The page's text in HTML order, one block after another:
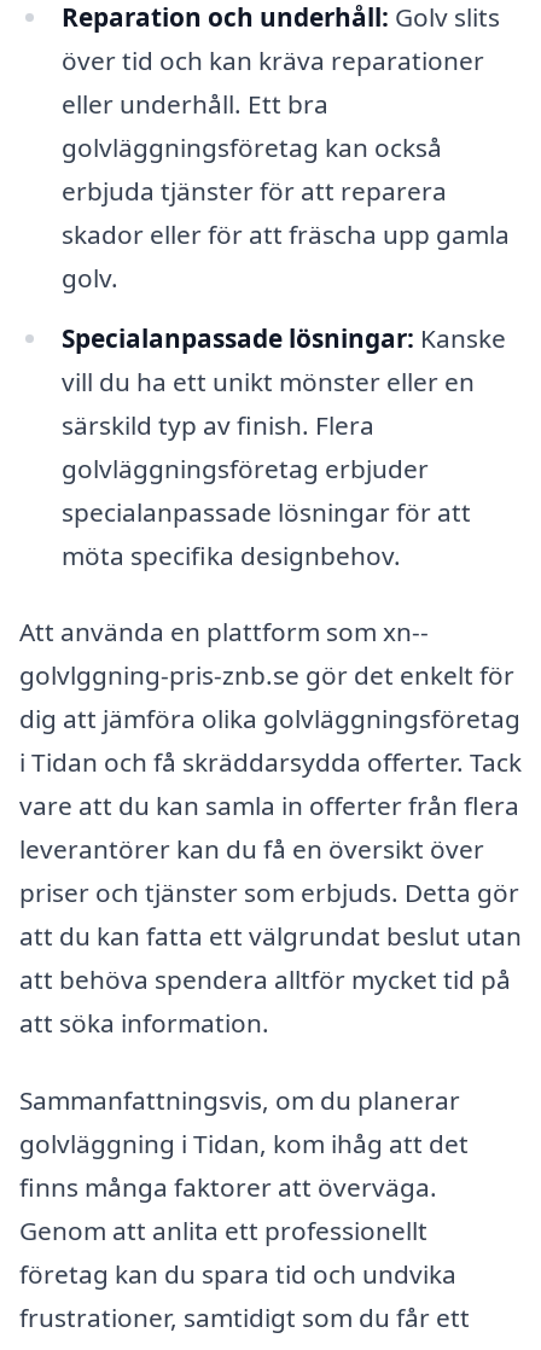
Reparation och underhåll: Golv slits
över tid och kan kräva reparationer
eller underhåll. Ett bra
golvläggningsföretag kan också
erbjuda tjänster för att reparera
skador eller för att fräscha upp gamla
golv.
Specialanpassade lösningar: Kanske
vill du ha ett unikt mönster eller en
särskild typ av finish. Flera
golvläggningsföretag erbjuder
specialanpassade lösningar för att
möta specifika designbehov.
Att använda en plattform som xn--
golvlggning-pris-znb.se gör det enkelt för
dig att jämföra olika golvläggningsföretag
i Tidan och få skräddarsydda offerter. Tack
vare att du kan samla in offerter från flera
leverantörer kan du få en översikt över
priser och tjänster som erbjuds. Detta gör
att du kan fatta ett välgrundat beslut utan
att behöva spendera alltför mycket tid på
att söka information.
Sammanfattningsvis, om du planerar
golvläggning i Tidan, kom ihåg att det
finns många faktorer att överväga.
Genom att anlita ett professionellt
företag kan du spara tid och undvika
frustrationer, samtidigt som du får ett